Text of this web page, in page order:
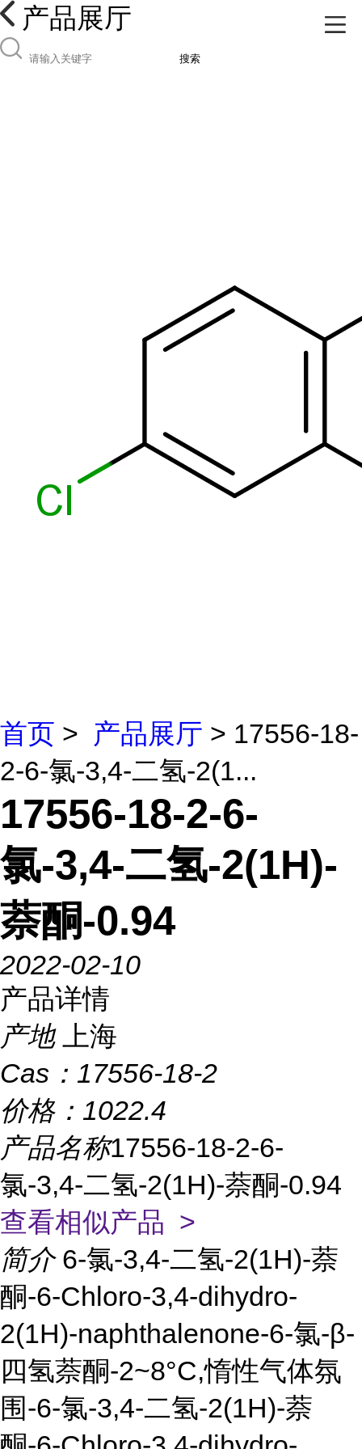
产品展厅
搜索
首页 > 产品展厅 > 17556-18-
2-6-氯-3,4-二氢-2(1...
17556-18-2-6-
氯-3,4-二氢-2(1H)-
萘酮-0.94
2022-02-10
产品详情
产地
上海
Cas： 17556-18-2
价格： 1022.4
产品名称17556-18-2-6-
氯-3,4-二氢-2(1H)-萘酮-0.94
查看相似产品 >
简介 6-氯-3,4-二氢-2(1H)-萘
酮-6-Chloro-3,4-dihydro-
2(1H)-naphthalenone-6-氯-β-
四氢萘酮-2~8°C,惰性气体氛
围-6-氯-3,4-二氢-2(1H)-萘